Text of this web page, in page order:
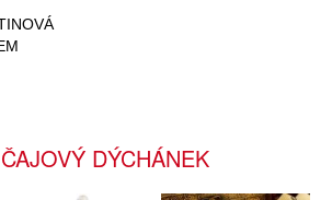
DÝCHÁNEK